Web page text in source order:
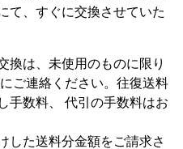
て、すぐに交換させていた
換は、未使用のものに限り
ご連絡ください。往復送料
手数料、 代引の手数料はお
した送料分金額をご請求さ